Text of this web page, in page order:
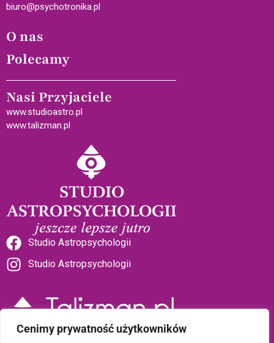
Cenimy prywatność użytkowników
biuro@psychotronika.pl
O nas
Polecamy
Nasi Przyjaciele
www.studioastro.pl
www.talizman.pl
Studio Astropsychologii
Studio Astropsychologii